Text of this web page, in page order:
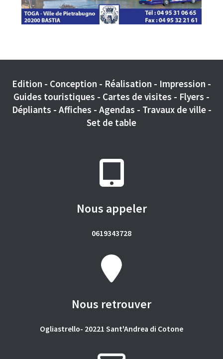
Edition - Conception - Réalisation - Impression -
Guides touristiques - Cartes de visites - Flyers -
Dépliants - Affiches - Agendas - Travaux de ville -
Set de table
Nous appeler
0619343728
Nous retrouver
Ogliastrello- 20221 Sant'Andrea di Cotone